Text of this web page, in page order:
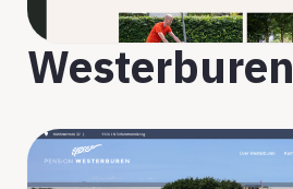
Westerburen